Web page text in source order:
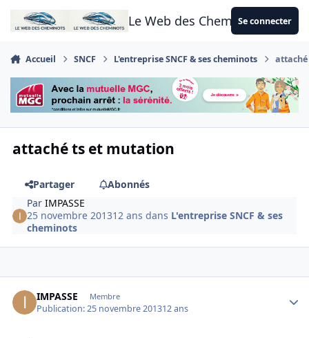
Aller au contenu
Le Web des CheminotsSe connecter
Accueil SNCF L'entreprise SNCF & ses cheminots
attaché ts et mutation
Partager
Abonnés
ParIMPASSE
25 novembre 201312 ans dans L'entreprise SNCF & ses
cheminots
IMPASSE Membre
Publication:25 novembre 201312 ans